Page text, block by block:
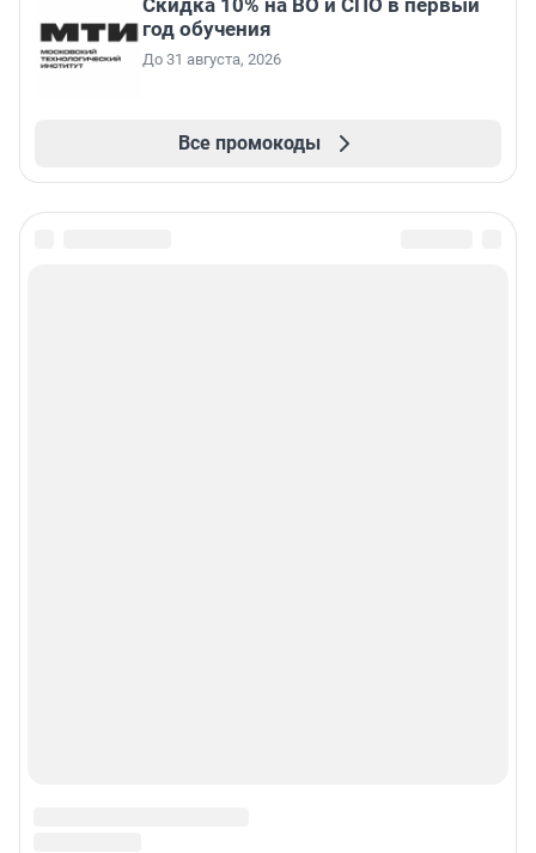
Скидка 10% на ВО и СПО в первый
год обучения
До 31 августа, 2026
Все промокоды